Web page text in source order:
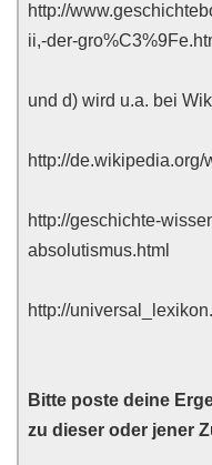
http://
ii,-der-
und d) wird u.a. bei
http://
http://geschichte-
absolutismus.html
http://
Bitte poste deine
zu dieser oder jener